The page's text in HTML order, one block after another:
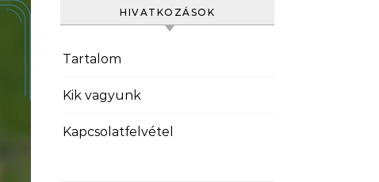
HIVATKOZÁSOK
Tartalom
Kik vagyunk
Kapcsolatfelvétel